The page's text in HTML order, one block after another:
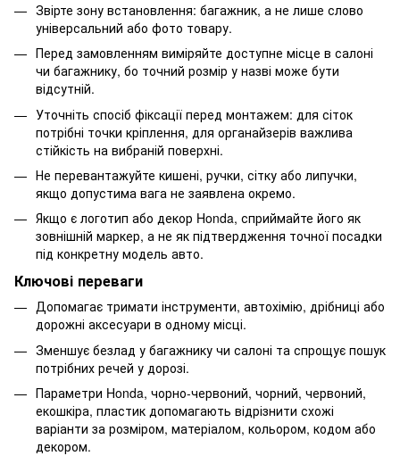
Звірте зону встановлення: багажник, а не лише слово
універсальний або фото товару.
Перед замовленням виміряйте доступне місце в салоні
чи багажнику, бо точний розмір у назві може бути
відсутній.
Уточніть спосіб фіксації перед монтажем: для сіток
потрібні точки кріплення, для органайзерів важлива
стійкість на вибраній поверхні.
Не перевантажуйте кишені, ручки, сітку або липучки,
якщо допустима вага не заявлена окремо.
Якщо є логотип або декор Honda, сприймайте його як
зовнішній маркер, а не як підтвердження точної посадки
під конкретну модель авто.
Ключові переваги
Допомагає тримати інструменти, автохімію, дрібниці або
дорожні аксесуари в одному місці.
Зменшує безлад у багажнику чи салоні та спрощує пошук
потрібних речей у дорозі.
Параметри Honda, чорно-червоний, чорний, червоний,
екошкіра, пластик допомагають відрізнити схожі
варіанти за розміром, матеріалом, кольором, кодом або
декором.